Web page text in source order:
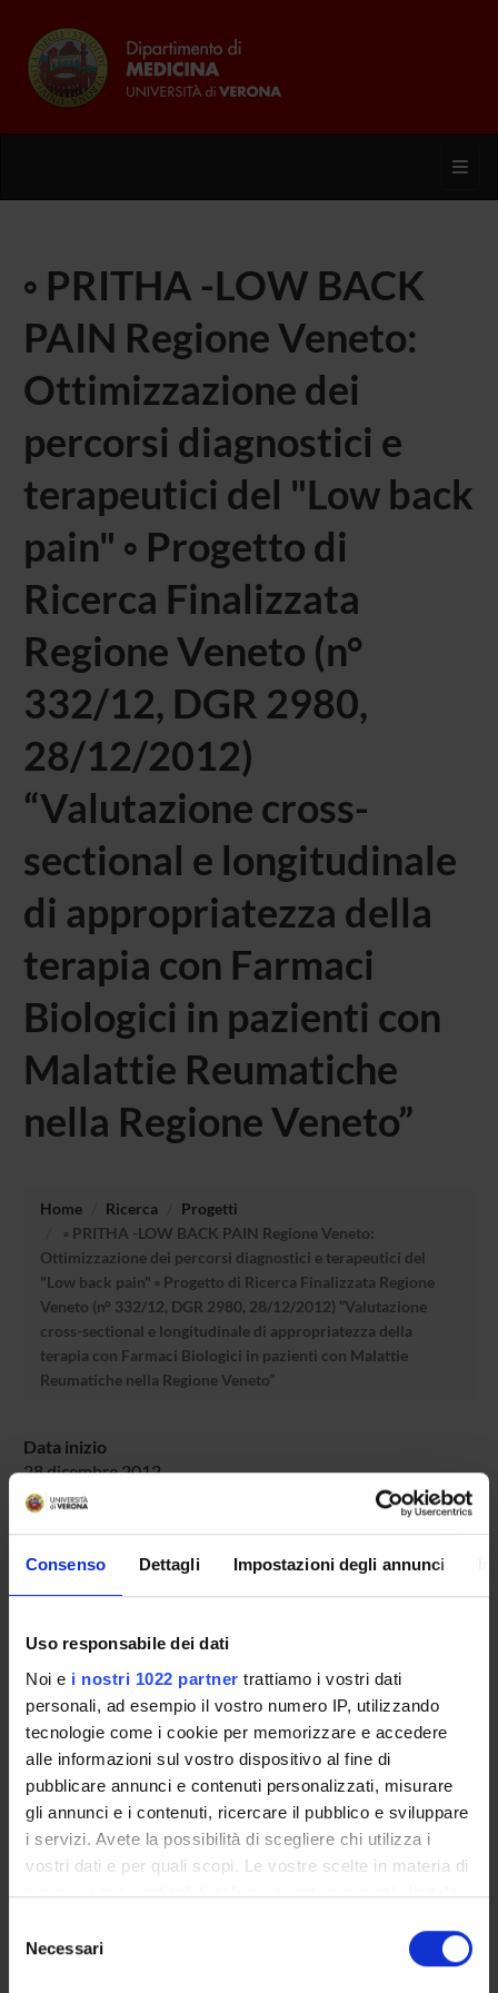
Consenso Dettagli Impostazioni degli annunci
Uso responsabile dei dati
Noi e i nostri 1022 partner trattiamo i vostri dati
personali, ad esempio il vostro numero IP, utilizzando
tecnologie come i cookie per memorizzare e accedere
alle informazioni sul vostro dispositivo al fine di
pubblicare annunci e contenuti personalizzati, misurare
gli annunci e i contenuti, ricercare il pubblico e sviluppare
i servizi. Avete la possibilità di scegliere chi utilizza i
vostri dati e per quali scopi. Le vostre scelte in materia di
privacy sono applicabili solo su questa proprietà digitale
modificare o revocare il proprio consenso in qualsiasi
momento dalla Dichiarazione sui cookie o facendo clic
delNecessari
◦ PRITHA -LOW BACK
PAIN Regione Veneto:
Ottimizzazione dei
percorsi diagnostici e
terapeutici del "Low back
pain" ◦ Progetto di
Ricerca Finalizzata
Regione Veneto (n°
332/12, DGR 2980,
28/12/2012)
“Valutazione cross-
sectional e longitudinale
di appropriatezza della
terapia con Farmaci
Biologici in pazienti con
Malattie Reumatiche
nella Regione Veneto”
Home Ricerca
Progetti
◦ PRITHA -LOW BACK PAIN Regione Veneto:
Ottimizzazione dei percorsi diagnostici e terapeutici del
"Low back pain" ◦ Progetto di Ricerca Finalizzata Regione
Veneto (n° 332/12, DGR 2980, 28/12/2012) “Valutazione
cross-sectional e longitudinale di appropriatezza della
terapia con Farmaci Biologici in pazienti con Malattie
Reumatiche nella Regione Veneto”
Data inizio
28 dicembre 2012
Durata (mesi)
60
Dipartimenti
Medicina
Responsabili (o referenti locali)
Adami Silvano
PARTECIPANTI AL PROGETTO
Silvano Adami
Maurizio Rossini